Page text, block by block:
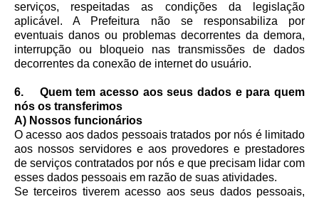
serviços, respeitadas as condições da legislação
aplicável. A Prefeitura não se responsabiliza por
eventuais danos ou problemas decorrentes da demora,
interrupção ou bloqueio nas transmissões de dados
decorrentes da conexão de internet do usuário.
6. Quem tem acesso aos seus dados e para quem
nós os transferimos
A) Nossos funcionários
O acesso aos dados pessoais tratados por nós é limitado
aos nossos servidores e aos provedores e prestadores
de serviços contratados por nós e que precisam lidar com
esses dados pessoais em razão de suas atividades.
Se terceiros tiverem acesso aos seus dados pessoais,